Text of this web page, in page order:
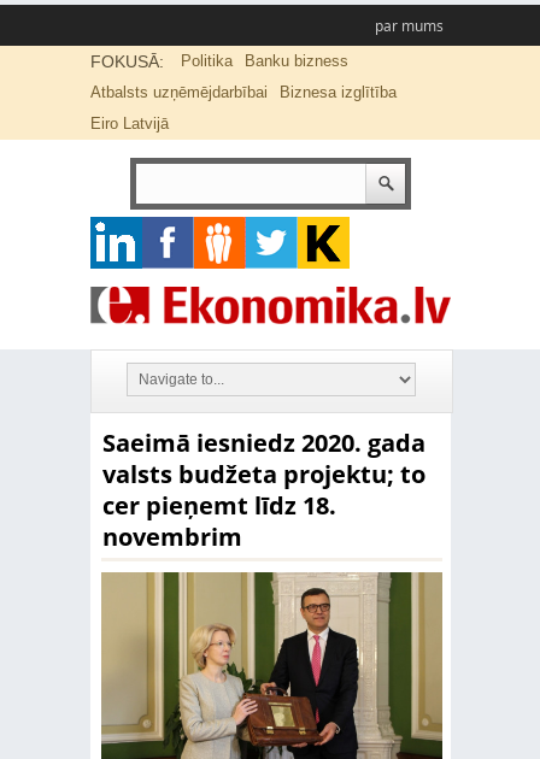
par mums
FOKUSĀ: Politika
Banku bizness
Atbalsts uzņēmējdarbībai
Biznesa izglītība
Eiro Latvijā
Saeimā iesniedz 2020. gada
valsts budžeta projektu; to
cer pieņemt līdz 18.
novembrim